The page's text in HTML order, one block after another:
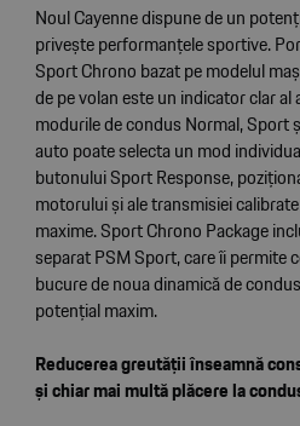
Noul Cayenne dispune de un
privește performanțele sportive.
Sport Chrono bazat pe modelul
de pe volan este un indicator clar al
modurile de condus Normal, Sport
auto poate selecta un mod
butonului Sport Response,
motorului și ale transmisiei
maxime. Sport Chrono Package
separat PSM Sport, care îi permite
bucure de noua dinamică de
potențial maxim.
Reducerea greutății înseamnă
și chiar mai multă plăcere la